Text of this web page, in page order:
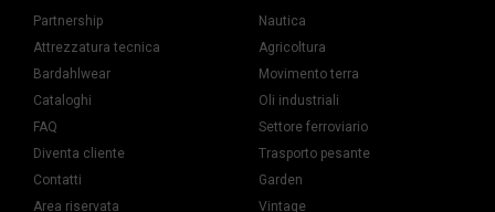
Partnership
Attrezzatura tecnica
Bardahlwear
Cataloghi
FAQ
Diventa cliente
Contatti
Area riservata
Nautica
Agricoltura
Movimento terra
Oli industriali
Settore ferroviario
Trasporto pesante
Garden
Vintage